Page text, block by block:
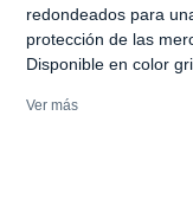
redondeados para
protección de las
Disponible en color
Ver más